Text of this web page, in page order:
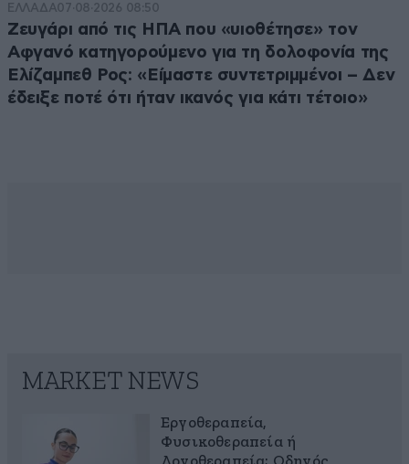
ΕΛΛΑΔΑ07·08·2026 08:50
Ζευγάρι από τις ΗΠΑ που «υιοθέτησε» τον
Αφγανό κατηγορούμενο για τη δολοφονία της
Ελίζαμπεθ Ρος: «Είμαστε συντετριμμένοι – Δεν
έδειξε ποτέ ότι ήταν ικανός για κάτι τέτοιο»
MARKET NEWS
Εργοθεραπεία,
Φυσικοθεραπεία ή